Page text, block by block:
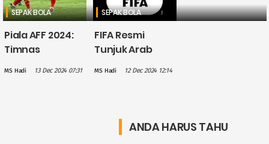
SEPAK BOLA
Piala AFF 2024:
Timnas
MS Hadi 13 Dec 2024 07:31
SEPAK BOLA
FIFA Resmi
Tunjuk Arab
MS Hadi 12 Dec 2024 12:14
ANDA HARUS TAHU